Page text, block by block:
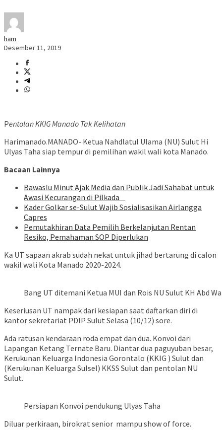
ham
Desember 11, 2019
Pentolan KKIG Manado Tak Kelihatan
Harimanado.MANADO- Ketua Nahdlatul Ulama (NU) Sulut Hi
Ulyas Taha siap tempur di pemilihan wakil wali kota Manado.
Bacaan Lainnya
Bawaslu Minut Ajak Media dan Publik Jadi Sahabat untuk
Awasi Kecurangan di Pilkada
Kader Golkar se-Sulut Wajib Sosialisasikan Airlangga
Capres
Pemutakhiran Data Pemilih Berkelanjutan Rentan
Resiko, Pemahaman SOP Diperlukan
Ka UT sapaan akrab sudah nekat untuk jihad bertarung di calon
wakil wali Kota Manado 2020-2024.
Bang UT ditemani Ketua MUI dan Rois NU Sulut KH Abd
Keseriusan UT nampak dari kesiapan saat daftarkan diri di
kantor sekretariat PDIP Sulut Selasa (10/12) sore.
Ada ratusan kendaraan roda empat dan dua. Konvoi dari
Lapangan Ketang Ternate Baru. Diantar dua paguyuban besar,
Kerukunan Keluarga Indonesia Gorontalo (KKIG ) Sulut dan
(Kerukunan Keluarga Sulsel) KKSS Sulut dan pentolan NU
Sulut.
Persiapan Konvoi pendukung Ulyas Taha
Diluar perkiraan, birokrat senior mampu show of force.